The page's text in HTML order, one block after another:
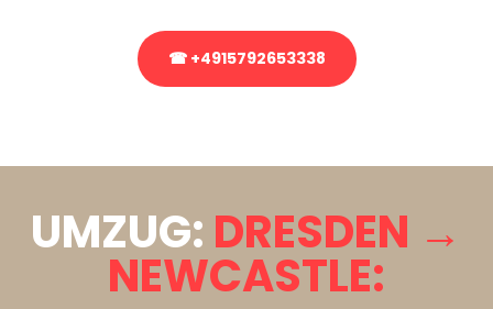
☎ +4915792653338
UMZUG: DRESDEN →
NEWCASTLE: